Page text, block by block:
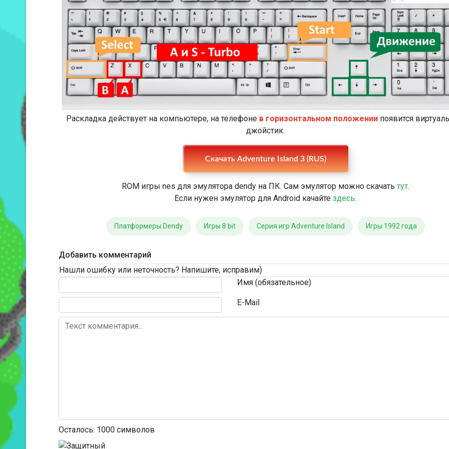
Раскладка действует на компьютере, на телефоне в горизонтальном положениипоявится
джойстик.
Скачать Adventure Island 3 (RUS)
ROM игры nes для эмулятора dendy на ПК. Сам эмулятор можно скачать тут.
Если нужен эмулятор для Android качайте здесь.
Платформеры Dendy Игры 8 bit Серия игр Adventure Island Игры 1992 года
Добавить комментарий
Нашли ошибку или неточность? Напишите, исправим)
Имя (обязательное)
E-Mail
Текст комментария
Осталось: 1000 символов